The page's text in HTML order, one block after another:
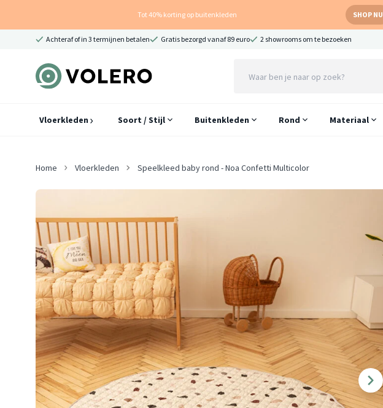
Tot 40% korting op buitenkleden SHOP NU
Achteraf of in 3 termijnen betalen Gratis bezorgd vanaf 89 euro 2 showrooms om te bezoeken
Vloerkleden Soort / Stijl Buitenkleden Rond Materiaal
Home Vloerkleden Speelkleed baby rond - Noa Confetti Multicolor